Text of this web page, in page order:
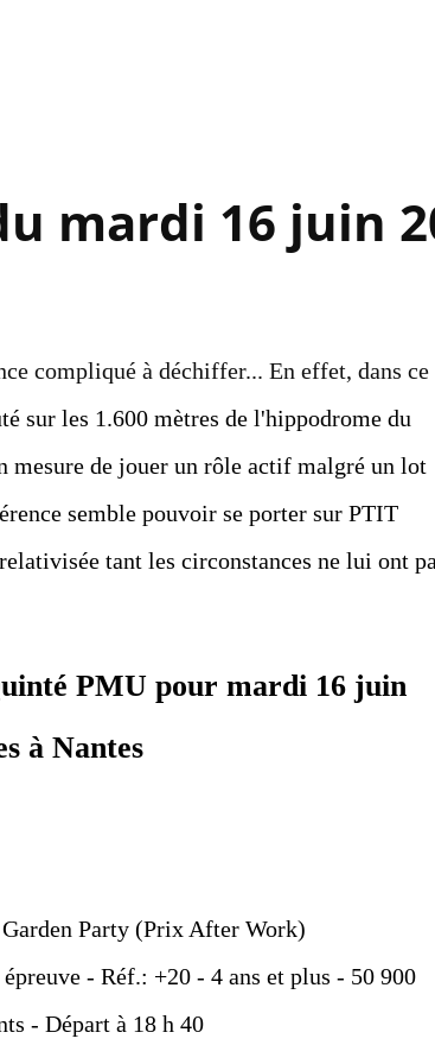
mardi 16 juin
compliqué à déchiffer... En effet, dans ce
sur les 1.600 mètres de l'hippodrome du
mesure de jouer un rôle actif malgré un lot
semble pouvoir se porter sur PTIT
tant les circonstances ne lui ont
PMU pour mardi 16 juin
à Nantes
Party (Prix After Work)
- Réf.: +20 - 4 ans et plus - 50 900
- Départ à 18 h 40